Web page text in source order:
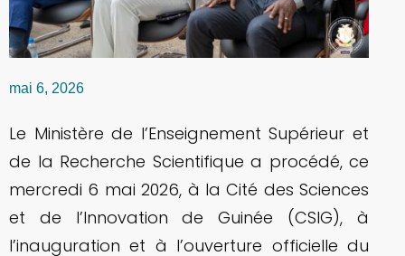
mai 6, 2026
Le Ministère de l’Enseignement Supérieur et
de la Recherche Scientifique a procédé, ce
mercredi 6 mai 2026, à la Cité des Sciences
et de l’Innovation de Guinée (CSIG), à
l’inauguration et à l’ouverture officielle du